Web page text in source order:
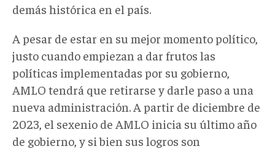
demás histórica en el país.
A pesar de estar en su mejor momento político,
justo cuando empiezan a dar frutos las
políticas implementadas por su gobierno,
AMLO tendrá que retirarse y darle paso a una
nueva administración. A partir de diciembre de
2023, el sexenio de AMLO inicia su último año
de gobierno, y si bien sus logros son